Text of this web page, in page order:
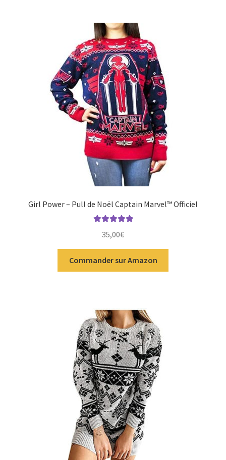
Girl Power – Pull de Noël Captain Marvel™ Officiel
5
35,00€
Commander sur Amazon